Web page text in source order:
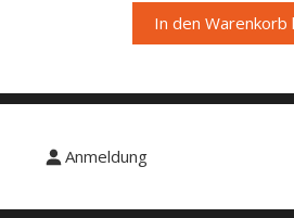
In den Warenkorb
Anmeldung